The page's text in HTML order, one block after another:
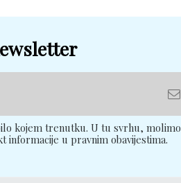
kojem trenutku. U tu svrhu, molimo
informacije u pravnim obavijestima.